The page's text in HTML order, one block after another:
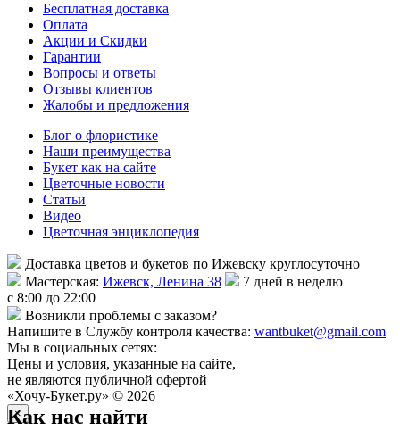
Бесплатная доставка
Оплата
Акции и Скидки
Гарантии
Вопросы и ответы
Отзывы клиентов
Жалобы и предложения
Блог о флористике
Наши преимущества
Букет как на сайте
Цветочные новости
Статьи
Видео
Цветочная энциклопедия
Доставка цветов и букетов по Ижевску круглосуточно
Мастерская: Ижевск, Ленина 38
7 дней в неделю
с 8:00 до 22:00
Возникли проблемы с заказом?
Напишите в Службу контроля качества: wantbuket@gmail.com
Мы в социальных сетях:
Цены и условия, указанные на сайте,
не являются публичной офертой
«Хочу-Букет.ру» © 2026
×
Как нас найти